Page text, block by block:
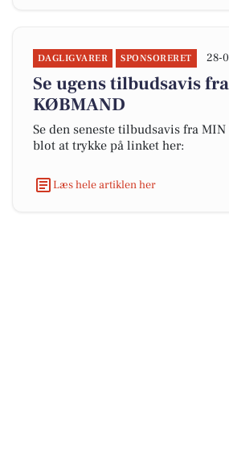
DAGLIGVARER SPONSORERET 28-
Se ugens tilbudsavis
KØBMAND
Se den seneste tilbudsavis fra
blot at trykke på linket her:
Læs hele artiklen her